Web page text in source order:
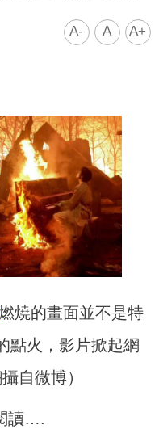
A- A A+
燒的畫面並不是特
點火，影片掀起網
自微博）
讀….